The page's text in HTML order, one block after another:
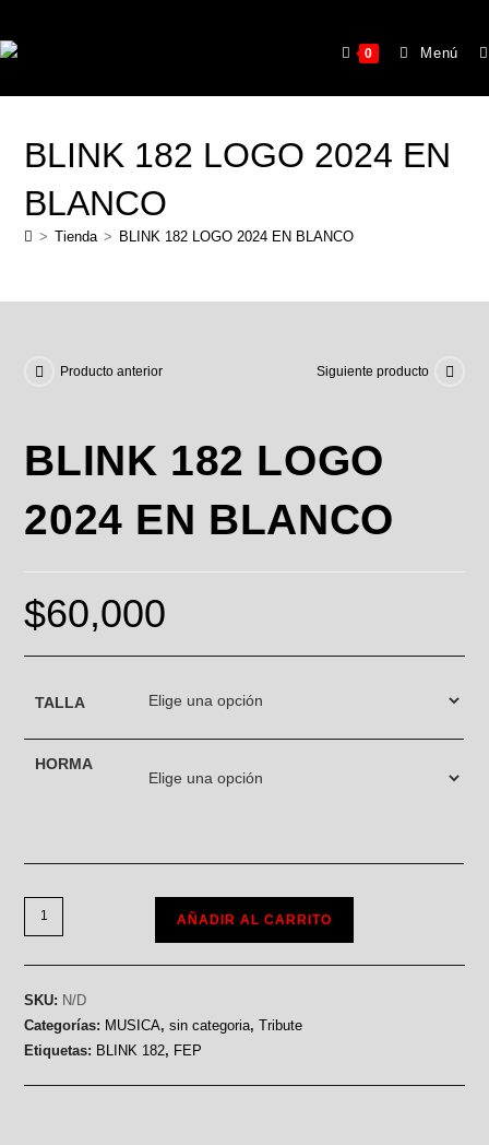
0 Menú
BLINK 182 LOGO 2024 EN
BLANCO
> Tienda > BLINK 182 LOGO 2024 EN BLANCO
Producto anterior Siguiente producto
BLINK 182 LOGO
2024 EN BLANCO
$60,000
TALLA
HORMA
AÑADIR AL CARRITO
SKU: N/D
Categorías: MUSICA,sin categoria,Tribute
Etiquetas: BLINK 182, FEP